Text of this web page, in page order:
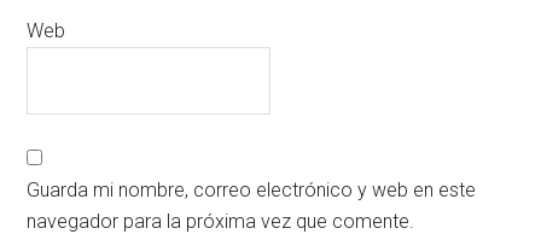
Web
Guarda mi nombre, correo electrónico y web en este
navegador para la próxima vez que comente.